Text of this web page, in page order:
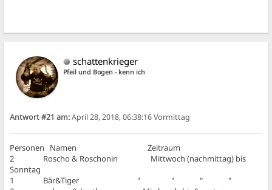
schattenkrieger
Pfeil und Bogen - kenn ich
Antwort #21 am:April 28, 2018, 06:38:16 Vormittag
Personen Namen Zeitraum
2 Roscho & Roschonin Mittwoch (nachmittag) bis
Sonntag
1 Bär&Tiger " " " "